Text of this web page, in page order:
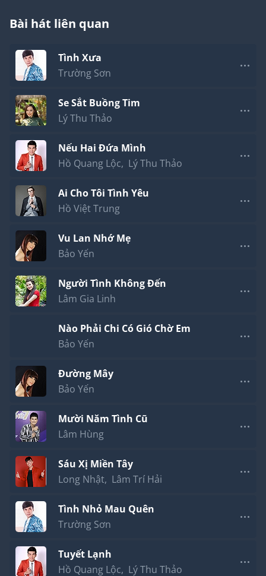
Bài hát liên quan
Tình Xưa
Trường Sơn
Se Sắt Buồng Tim
Lý Thu Thảo
Nếu Hai Đứa Mình
Hồ Quang Lộc, Lý Thu Thảo
Ai Cho Tôi Tình Yêu
Hồ Việt Trung
Vu Lan Nhớ Mẹ
Bảo Yến
Người Tình Không Đến
Lâm Gia Linh
Nào Phải Chi Có Gió Chờ Em
Bảo Yến
Đường Mây
Bảo Yến
Mười Năm Tình Cũ
Lâm Hùng
Sáu Xị Miền Tây
Long Nhật, Lâm Trí Hải
Tình Nhỏ Mau Quên
Trường Sơn
Tuyết Lạnh
Hồ Quang Lộc, Lý Thu Thảo